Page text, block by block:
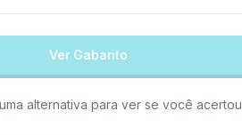
Ver Gabarito
alternativa para ver se você acertou